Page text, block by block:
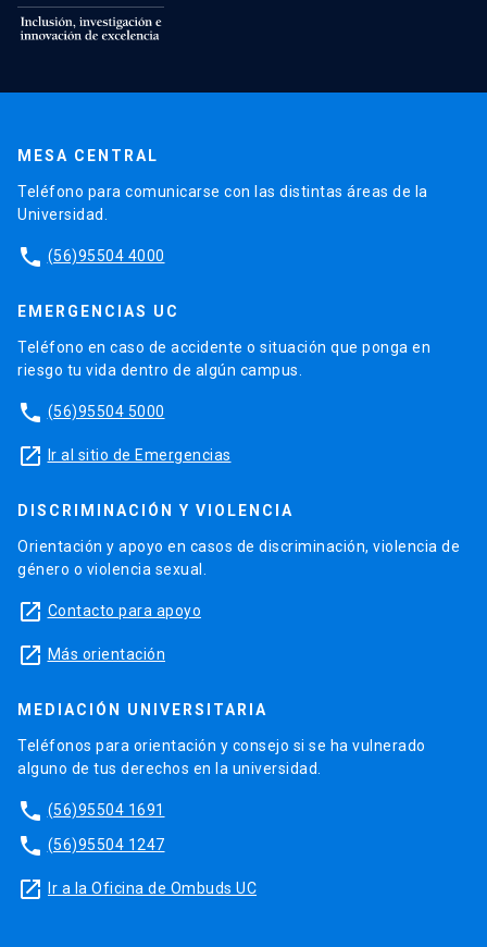
MESA CENTRAL
Teléfono para comunicarse con las distintas áreas de la
Universidad.
phone (56)95504 4000
EMERGENCIAS UC
Teléfono en caso de accidente o situación que ponga en
riesgo tu vida dentro de algún campus.
phone (56)95504 5000
launch Ir al sitio de Emergencias
DISCRIMINACIÓN Y VIOLENCIA
Orientación y apoyo en casos de discriminación, violencia de
género o violencia sexual.
launch Contacto para apoyo
launch Más orientación
MEDIACIÓN UNIVERSITARIA
Teléfonos para orientación y consejo si se ha vulnerado
alguno de tus derechos en la universidad.
phone (56)95504 1691
phone (56)95504 1247
launch Ir a la Oficina de Ombuds UC